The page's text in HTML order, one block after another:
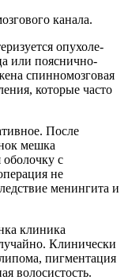
канала.
опухоле­
или пояснично-
спинномозговая
которые часто
После
мешка
с
не
менингита и
клиника
Клинически
пигментация
волосистость.